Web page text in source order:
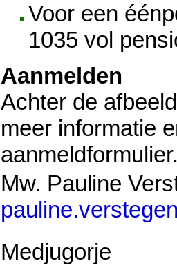
Voor een
1035 vol
Aanmelden
Achter de
meer informatie
Mw. Pauline
Medjugorje